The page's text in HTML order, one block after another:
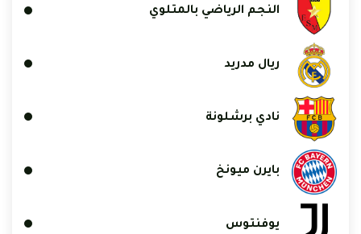
النجم الرياضي بالمتلوي
ريال مدريد
نادي برشلونة
بايرن ميونخ
يوفنتوس